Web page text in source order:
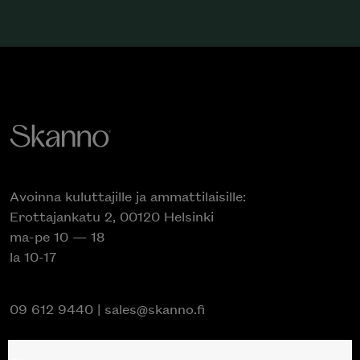
Avoinna kuluttajille ja ammattilaisille:
Erottajankatu 2, 00120 Helsinki
ma-pe 10 — 18
la 10-17
09 612 9440 | sales@skanno.fi